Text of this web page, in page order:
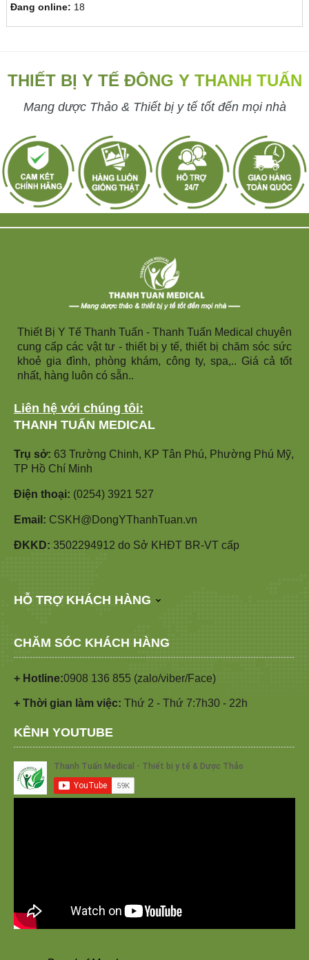
Đang online: 18
THIẾT BỊ Y TẾ ĐÔNG Y THANH TUẤN
Mang dược Thảo & Thiết bị y tế tốt đến mọi nhà
Thiết Bị Y Tế Thanh Tuấn - Thanh Tuấn Medical chuyên
cung cấp các vật tư - thiết bị y tế, thiết bị chăm sóc sức
khoẻ gia đình, phòng khám, công ty, spa,.. Giá cả tốt
nhất, hàng luôn có sẵn..
Liên hệ với chúng tôi:
THANH TUẤN MEDICAL
Trụ sở: 63 Trường Chinh, KP Tân Phú, Phường Phú Mỹ,
TP Hồ Chí Minh
Điện thoại: (0254) 3921 527
Email: CSKH@DongYThanhTuan.vn
ĐKKD: 3502294912 do Sở KHĐT BR-VT cấp
HỖ TRỢ KHÁCH HÀNG
CHĂM SÓC KHÁCH HÀNG
+ Hotline:0908 136 855 (zalo/viber/Face)
+ Thời gian làm việc: Thứ 2 - Thứ 7:7h30 - 22h
KÊNH YOUTUBE